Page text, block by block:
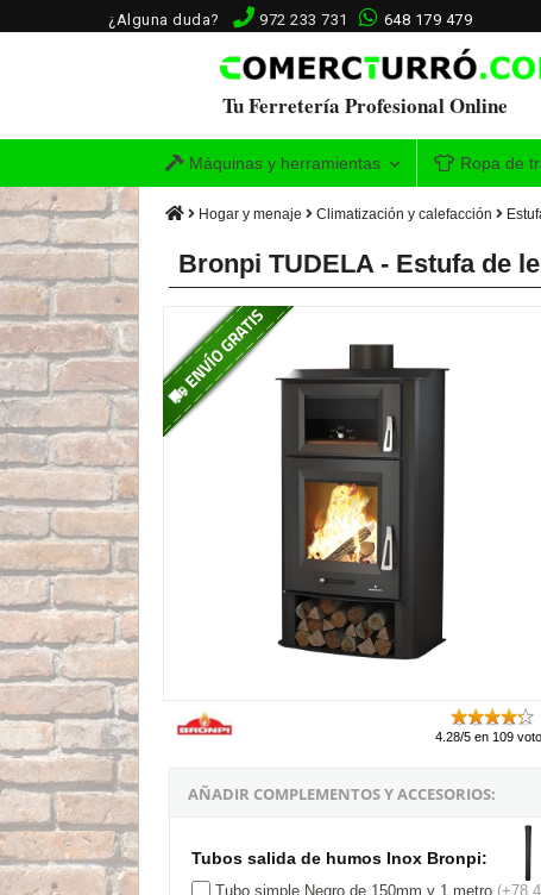
¿Alguna duda? 972 233 731 648 179 479
Tu Ferretería Profesional Online
Máquinas y herramientas Ropa de
Hogar y menaje Climatización y calefacción
Bronpi TUDELA - Estufa de
4.28/5 en 109
AÑADIR COMPLEMENTOS Y ACCESORIOS:
Tubos salida de humos Inox Bronpi:
Tubo simple Negro de 150mm y 1 metro